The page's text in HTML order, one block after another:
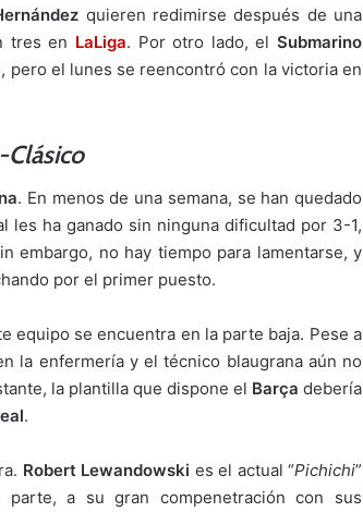
quieren redimirse después de una
tres en LaLiga. Por otro lado, el Submarino
pero el lunes se reencontró con la victoria en
Clásico
. En menos de una semana, se han quedado
les ha ganado sin ninguna dificultad por 3-1,
embargo, no hay tiempo para lamentarse, y
por el primer puesto.
equipo se encuentra en la parte baja. Pese a
la enfermería y el técnico blaugrana aún no
la plantilla que dispone el Barça debería
.
Robert Lewandowski es el actual “Pichichi”
a su gran compenetración con sus